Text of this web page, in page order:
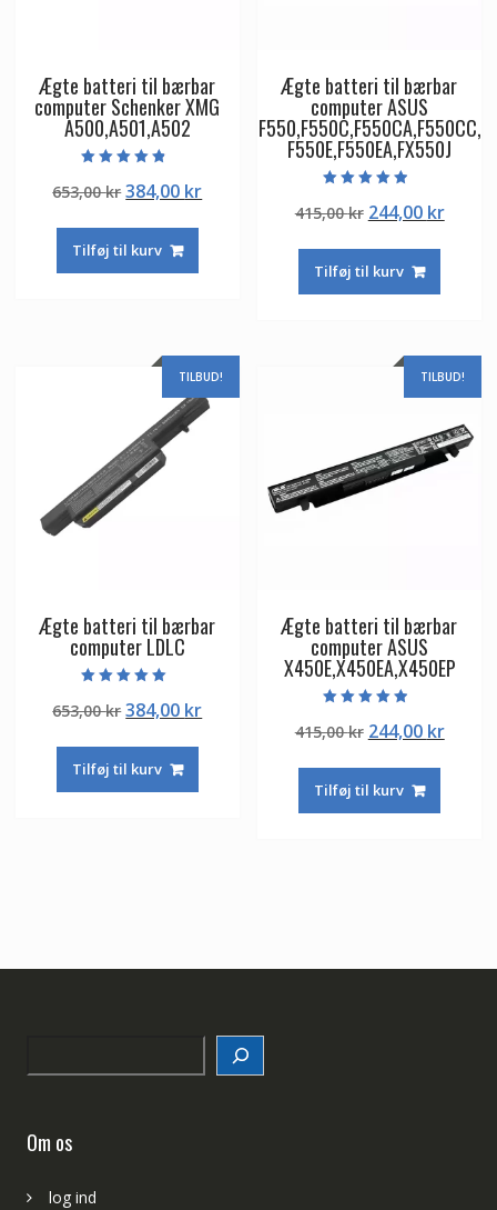
Ægte batteri til bærbar
computer Schenker XMG
A500,A501,A502
4.50
ud af 5
653,00krDen
pris
var:
384,00 krDen
Tilføj til kurv
Ægte batteri til bærbar
computer ASUS
F550,F550C,F550CA,F550CC,
F550E,F550EA,FX550J
4.50
ud af 5
415,00kr Den
pris
var:
244,00 krDen
Tilføj til kurv
TILBUD!
Ægte batteri til bærbar
computer LDLC
5.00
ud af 5
653,00krDen
pris
var:
384,00 krDen
Tilføj til kurv
TILBUD!
Ægte batteri til bærbar
computer ASUS
X450E,X450EA,X450EP
4.50
ud af 5
415,00kr Den
pris
var:
244,00 krDen
Tilføj til kurv
Om os
log ind